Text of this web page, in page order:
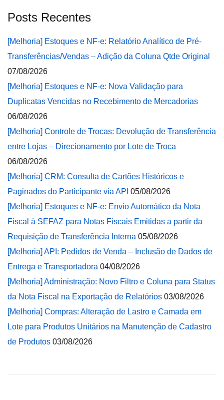
Posts Recentes
[Melhoria] Estoques e NF-e: Relatório Analítico de Pré-
Transferências/Vendas – Adição da Coluna Qtde Original
07/08/2026
[Melhoria] Estoques e NF-e: Nova Validação para
Duplicatas Vencidas no Recebimento de Mercadorias
06/08/2026
[Melhoria] Controle de Trocas: Devolução de Transferência
entre Lojas – Direcionamento por Lote de Troca
06/08/2026
[Melhoria] CRM: Consulta de Cartões Históricos e
Paginados do Participante via API 05/08/2026
[Melhoria] Estoques e NF-e: Envio Automático da Nota
Fiscal à SEFAZ para Notas Fiscais Emitidas a partir da
Requisição de Transferência Interna 05/08/2026
[Melhoria] API: Pedidos de Venda – Inclusão de Dados de
Entrega e Transportadora 04/08/2026
[Melhoria] Administração: Novo Filtro e Coluna para Status
da Nota Fiscal na Exportação de Relatórios 03/08/2026
[Melhoria] Compras: Alteração de Lastro e Camada em
Lote para Produtos Unitários na Manutenção de Cadastro
de Produtos 03/08/2026